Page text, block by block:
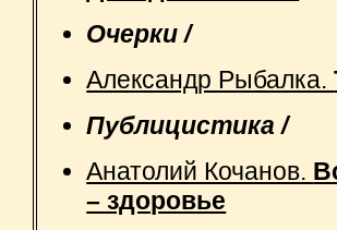
Очерки /
Александр Рыбалка.
Публицистика /
Анатолий Кочанов.
– здоровье